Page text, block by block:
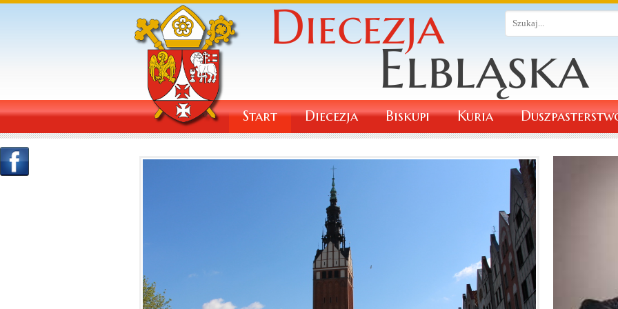
Start Diecezja Biskupi Kuria